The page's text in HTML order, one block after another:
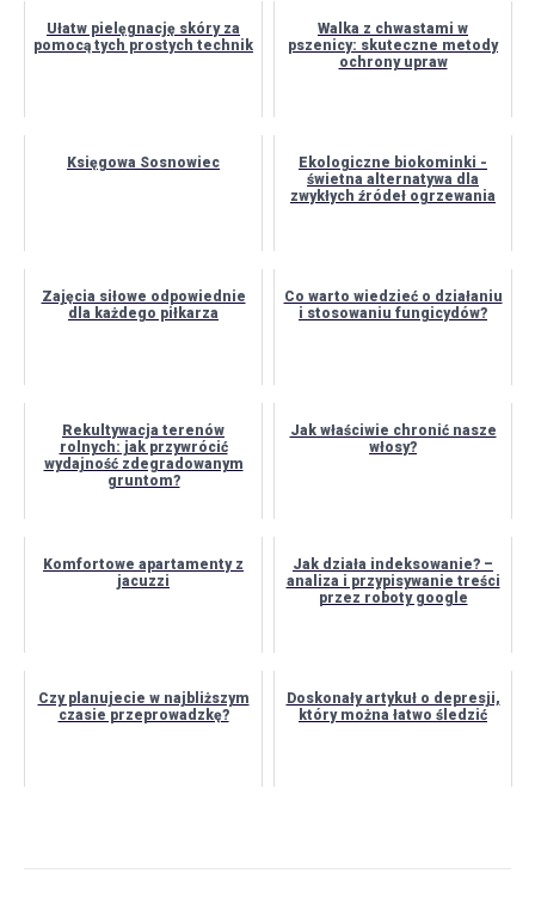
Ułatw pielęgnację skóry za
pomocą tych prostych technik
Walka z chwastami w
pszenicy: skuteczne metody
ochrony upraw
Księgowa Sosnowiec
Ekologiczne biokominki -
świetna alternatywa dla
zwykłych źródeł ogrzewania
Zajęcia siłowe odpowiednie
dla każdego piłkarza
Co warto wiedzieć o działaniu
i stosowaniu fungicydów?
Rekultywacja terenów
rolnych: jak przywrócić
wydajność zdegradowanym
gruntom?
Jak właściwie chronić nasze
włosy?
Komfortowe apartamenty z
jacuzzi
Jak działa indeksowanie? –
analiza i przypisywanie treści
przez roboty google
Czy planujecie w najbliższym
czasie przeprowadzkę?
Doskonały artykuł o depresji,
który można łatwo śledzić